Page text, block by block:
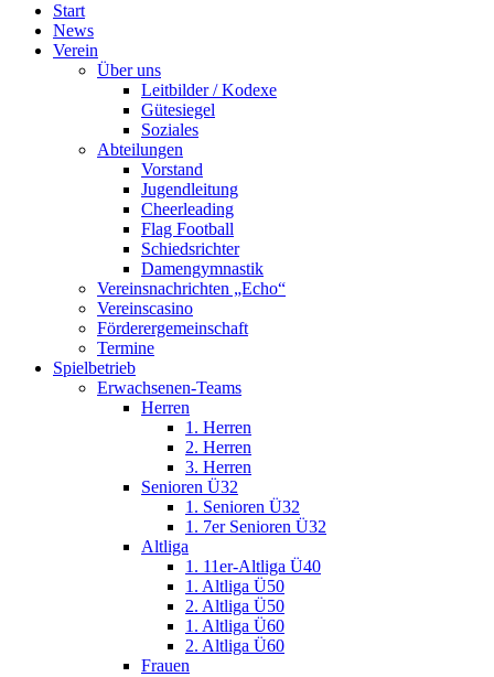
Start
News
Verein
Über uns
Leitbilder / Kodexe
Gütesiegel
Soziales
Abteilungen
Vorstand
Jugendleitung
Cheerleading
Flag Football
Schiedsrichter
Damengymnastik
Vereinsnachrichten „Echo“
Vereinscasino
Förderergemeinschaft
Termine
Spielbetrieb
Erwachsenen-Teams
Herren
1. Herren
2. Herren
3. Herren
Senioren Ü32
1. Senioren Ü32
1. 7er Senioren Ü32
Altliga
1. 11er-Altliga Ü40
1. Altliga Ü50
2. Altliga Ü50
1. Altliga Ü60
2. Altliga Ü60
Frauen